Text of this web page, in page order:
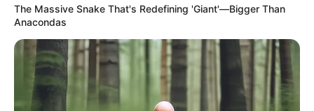
TEMAS RELACIONADOS
The Massive Snake That's Redefining 'Giant'—Bigger Than
Anacondas